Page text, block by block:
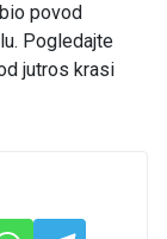
povod
Pogledajte
jutros krasi